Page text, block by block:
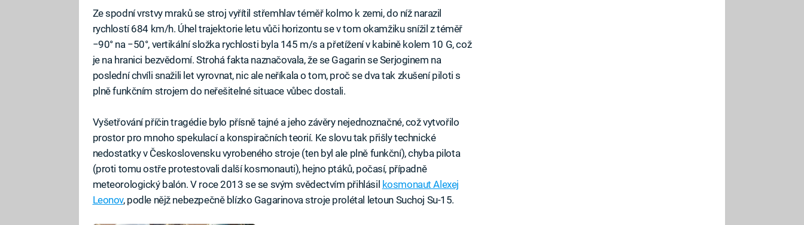
Ze spodní vrstvy mraků se stroj vyřítil střemhlav téměř kolmo k zemi, do níž narazil
rychlostí 684 km/h. Úhel trajektorie letu vůči horizontu se v tom okamžiku snížil z téměř
−90° na −50°, vertikální složka rychlosti byla 145 m/s a přetížení v kabině kolem 10 G, což
je na hranici bezvědomí. Strohá fakta naznačovala, že se Gagarin se Serjoginem na
poslední chvíli snažili let vyrovnat, nic ale neříkala o tom, proč se dva tak zkušení piloti s
plně funkčním strojem do neřešitelné situace vůbec dostali.
Vyšetřování příčin tragédie bylo přísně tajné a jeho závěry nejednoznačné, což vytvořilo
prostor pro mnoho spekulací a konspiračních teorií. Ke slovu tak přišly technické
nedostatky v Československu vyrobeného stroje (ten byl ale plně funkční), chyba pilota
(proti tomu ostře protestovali další kosmonauti), hejno ptáků, počasí, případně
meteorologický balón. V roce 2013 se se svým svědectvím přihlásil kosmonaut Alexej
Leonov, podle nějž nebezpečně blízko Gagarinova stroje prolétal letoun Suchoj Su-15.